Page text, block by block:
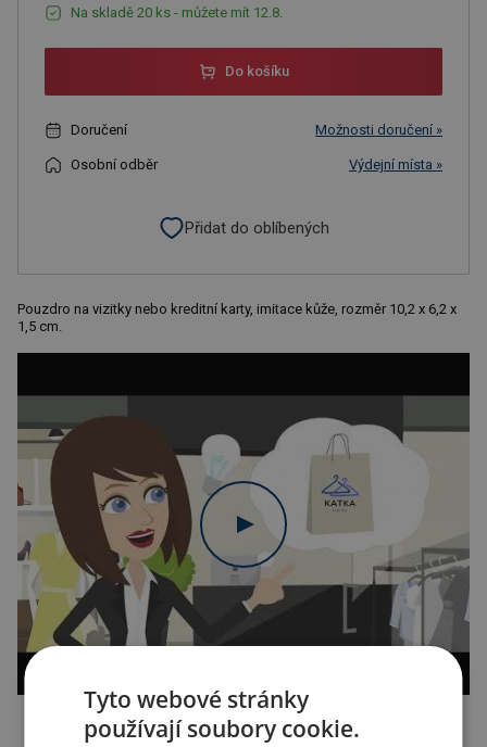
Na skladě 20 ks - můžete mít 12.8.
Do košíku
Doručení Možnosti doručení »
Osobní odběr Výdejní místa »
Přidat do oblíbených
Pouzdro na vizitky nebo kreditní karty, imitace kůže, rozměr 10,2 x 6,2 x
1,5 cm.
Tyto webové stránky
používají soubory cookie.